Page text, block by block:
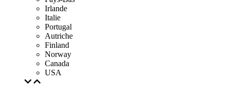
Irlande
Italie
Portugal
Autriche
Finland
Norway
Canada
USA